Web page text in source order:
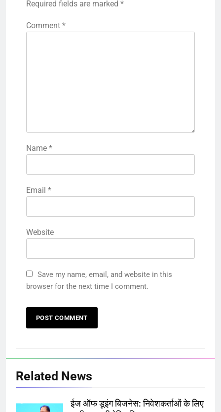
Required fields are marked *
Comment *
Name *
Email *
Website
Save my name, email, and website in this
browser for the next time I comment.
Related News
ईज ऑफ डूइंग बिजनेस: निवेशकर्ताओं के लिए